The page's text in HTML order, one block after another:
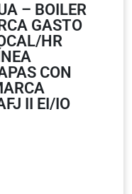
– BOILER
GASTO
HR
CON
II EI/IO